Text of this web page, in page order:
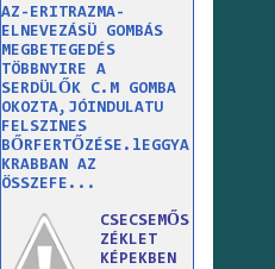
AZ-ERITRAZMA-
ELNEVEZÁSÜ GOMBÁS
MEGBETEGEDÉS
TÖBBNYIRE A
SERDÜLŐK C.M GOMBA
OKOZTA,JÓINDULATU
FELSZINES
BŐRFERTŐZÉSE.lEGGYA
KRABBAN AZ
ÖSSZEFE...
CSECSEMŐS
ZÉKLET
KÉPEKBEN